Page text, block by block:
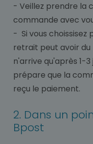
- Veillez prendre la
commande avec
- Si vous choissisez
retrait peut avoir
n'arrive qu'après 1-
prépare que la
reçu le paiement.
2. Dans un
Bpost